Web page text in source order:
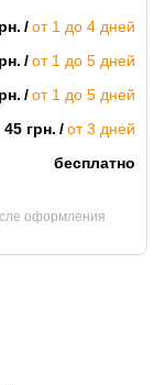
от 1 до 4 дней
от 1 до 5 дней
от 1 до 5 дней
45 грн.
от 3 дней
бесплатно
оформления